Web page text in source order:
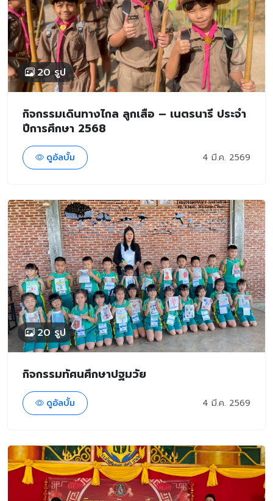
20 รูป
กิจกรรมเดินทางไกล ลูกเสือ – เนตรนารี ประจำ
ปีการศึกษา 2568
ดูอัลบั้ม 4 มี.ค. 2569
20 รูป
กิจกรรมทัศนศึกษาปฐมวัย
ดูอัลบั้ม 4 มี.ค. 2569